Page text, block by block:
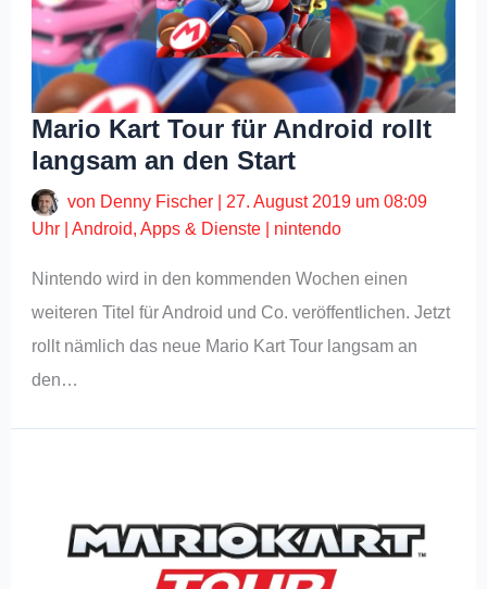
Mario Kart Tour für Android rollt
langsam an den Start
von Denny Fischer
27. August 2019 um 08:09
Uhr |Android,Apps & Dienste nintendo
Nintendo wird in den kommenden Wochen einen
weiteren Titel für Android und Co. veröffentlichen. Jetzt
rollt nämlich das neue Mario Kart Tour langsam an
den…